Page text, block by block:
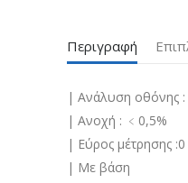
Περιγραφή
| Ανάλυση οθόνης :
| Ανοχή : ﹤0,5%
| Εύρος μέτρησης
| Με βάση